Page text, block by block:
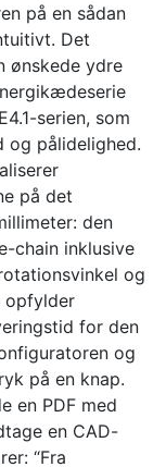
på en sådan
Det
ønskede ydre
serien, som
og pålidelighed.
på det
den
chain inklusive
og
opfylder
for den
og
på en knap.
en PDF med
en CAD-
“Fra